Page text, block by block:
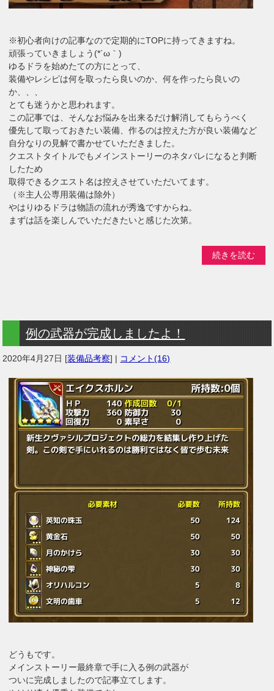
※初心者向けの記事なので定期的にTOPに持ってきますね。
頑張っていきましょう(*´ω｀)
ゆるドラを始めたての方にとって、
装備やレシピは何を取ったら良いのか、何を作ったら良いの
か、、、
とても迷うかと思われます。
この記事では、そんなお悩みを出来るだけ解消してもらうべく
優先して取っておきたい装備、作るのは控えた方が良い装備など
自分なりの見解で書かせていただきました。
クエストタイトルでもメインストーリーのネタバレになると判断
したため
取得できるクエスト名は控えさせていただいてます。
（※主人公専用装備は除外）
やはりゆるドラは物語の流れが秀逸ですからね。
まずは話を楽しんでいただきたいと感じた次第。
続きを読む
例の武器が完成しましたよ！
2020年4月27日 [装備品考察] | コメント(16)
どうもです。
メインストーリー最終章で手に入る例の武器が
ついに完成しましたので記事立てします。